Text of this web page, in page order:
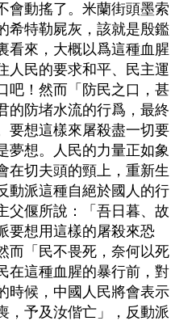
會動搖了。米蘭街頭墨索
希特勒屍灰，該就是殷鑑
看來，大概以爲這種血腥
人民的要求和平、民主運
吧！然而「防民之口，甚
的防堵水流的行爲，最終
要想這樣來屠殺盡一切要
夢想。人民的力量正如象
在切夫頭的頸上，重新生
動派這種自絕於國人的行
父偃所說：「吾日暮、故
要想用這樣的屠殺來恐
而「民不畏死，奈何以死
在這種血腥的暴行前，對
時候，中國人民將會表示
，予及汝偕亡」，反動派